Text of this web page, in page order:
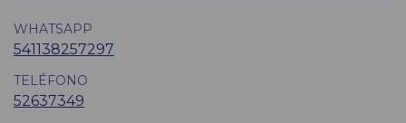
WHATSAPP
541138257297
TELÉFONO
52637349